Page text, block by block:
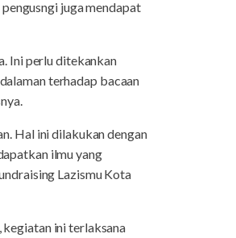
juga mendapat
Ini perlu ditekankan
terhadap bacaan
Hal ini dilakukan dengan
ilmu yang
Lazismu Kota
kegiatan ini terlaksana